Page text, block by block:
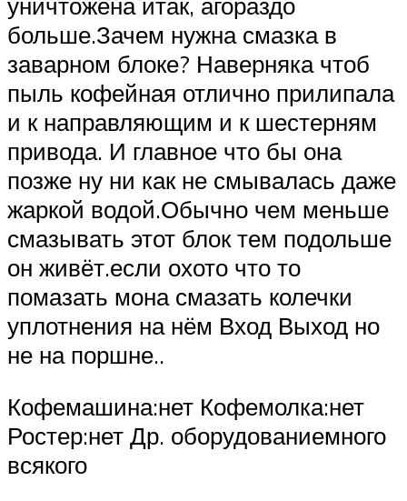
больше.Зачем нужна смазка в
заварном блоке? Наверняка чтоб
пыль кофейная отлично прилипала
и к направляющим и к шестерням
привода. И главное что бы она
позже ну ни как не смывалась даже
жаркой водой.Обычно чем меньше
смазывать этот блок тем подольше
он живёт.если охото что то
помазать мона смазать колечки
уплотнения на нём Вход Выход но
не на поршне..
Кофемашина:нет Кофемолка:нет
Ростер:нет Др. оборудованиемного
всякого